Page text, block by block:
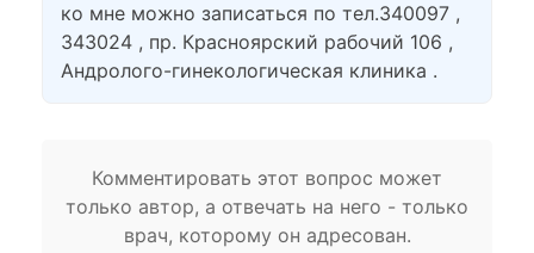
ко мне можно записаться по тел.340097 ,
343024 , пр. Красноярский рабочий 106 ,
Андролого-гинекологическая клиника .
Комментировать этот вопрос может
только автор, а отвечать на него - только
врач, которому он адресован.